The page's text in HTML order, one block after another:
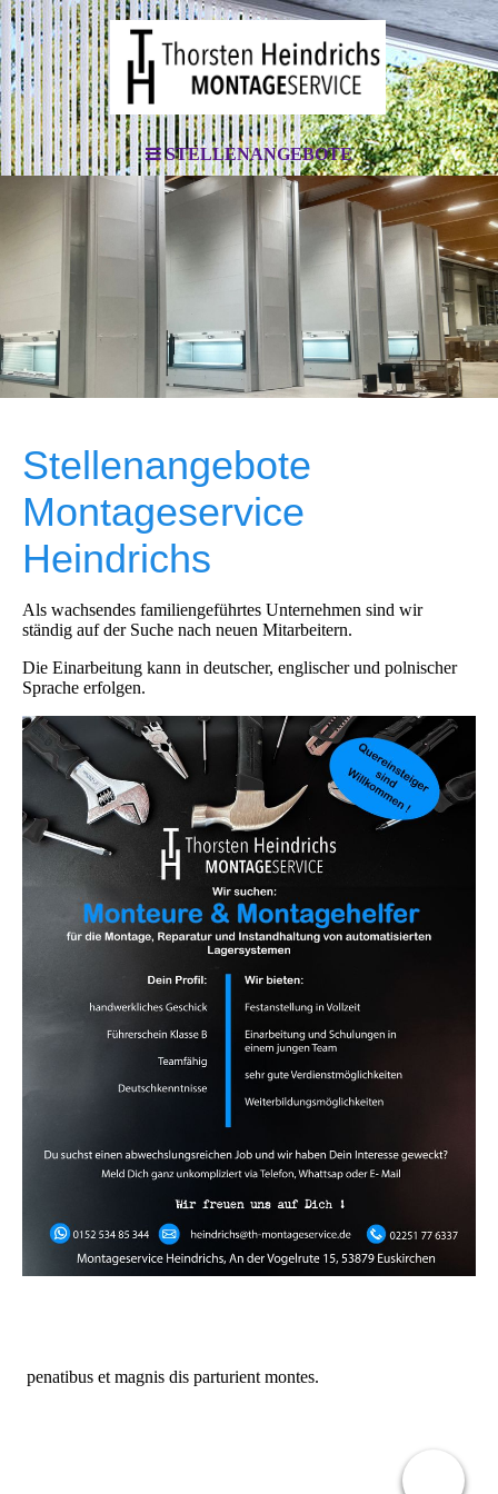
STELLENANGEBOTE
Stellenangebote
Montageservice
Heindrichs
Als wachsendes familiengeführtes Unternehmen sind wir
ständig auf der Suche nach neuen Mitarbeitern.
Die Einarbeitung kann in deutscher, englischer und polnischer
Sprache erfolgen.
penatibus et magnis dis parturient montes.